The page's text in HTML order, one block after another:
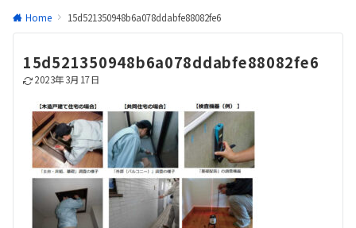
Home 15d521350948b6a078ddabfe88082fe6
15d521350948b6a078ddabfe88082fe6
2023年3月17日